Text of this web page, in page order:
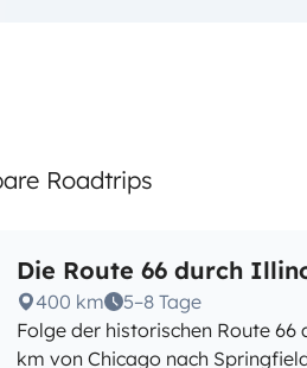
Roadtrips
Die Route 66 durch
400 km
5–8 Tage
Folge der historischen Route 66
km von Chicago nach